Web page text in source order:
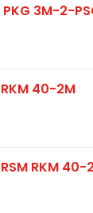
3M-2-
40-2M
RKM 40-